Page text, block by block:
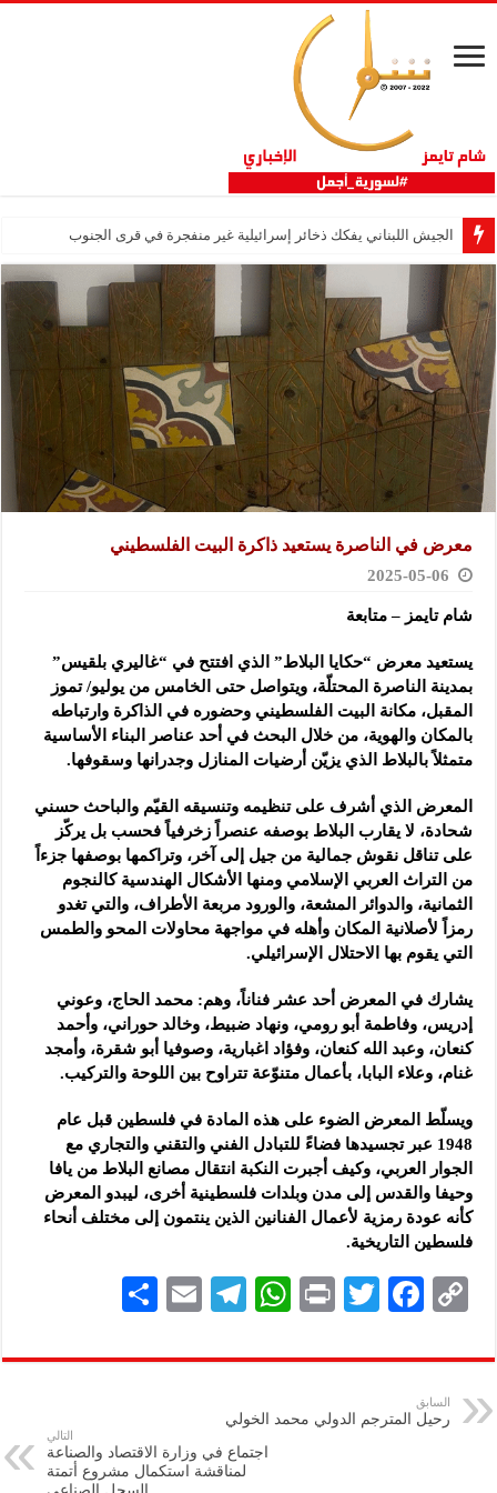
الجيش اللبناني يفكك ذخائر إسرائيلية غير منفجرة في قرى الجنوب
معرض في الناصرة يستعيد ذاكرة البيت الفلسطيني
2025-05-06
شام تايمز – متابعة
يستعيد معرض “حكايا البلاط” الذي افتتح في “غاليري بلقيس”
بمدينة الناصرة المحتلّة، ويتواصل حتى الخامس من يوليو/ تموز
المقبل، مكانة البيت الفلسطيني وحضوره في الذاكرة وارتباطه
بالمكان والهوية، من خلال البحث في أحد عناصر البناء الأساسية
متمثلاً بالبلاط الذي يزيّن أرضيات المنازل وجدرانها وسقوفها.
المعرض الذي أشرف على تنظيمه وتنسيقه القيّم والباحث حسني
شحادة، لا يقارب البلاط بوصفه عنصراً زخرفياً فحسب بل يركّز
على تناقل نقوش جمالية من جيل إلى آخر، وتراكمها بوصفها جزءاً
من التراث العربي الإسلامي ومنها الأشكال الهندسية كالنجوم
الثمانية، والدوائر المشعة، والورود مربعة الأطراف، والتي تغدو
رمزاً لأصلانية المكان وأهله في مواجهة محاولات المحو والطمس
التي يقوم بها الاحتلال الإسرائيلي.
يشارك في المعرض أحد عشر فناناً، وهم: محمد الحاج، وعوني
إدريس، وفاطمة أبو رومي، ونهاد ضبيط، وخالد حوراني، وأحمد
كنعان، وعبد الله كنعان، وفؤاد اغبارية، وصوفيا أبو شقرة، وأمجد
غنام، وعلاء البابا، بأعمال متنوّعة تتراوح بين اللوحة والتركيب.
ويسلّط المعرض الضوء على هذه المادة في فلسطين قبل عام
1948 عبر تجسيدها فضاءً للتبادل الفني والتقني والتجاري مع
الجوار العربي، وكيف أجبرت النكبة انتقال مصانع البلاط من يافا
وحيفا والقدس إلى مدن وبلدات فلسطينية أخرى، ليبدو المعرض
كأنه عودة رمزية لأعمال الفنانين الذين ينتمون إلى مختلف أنحاء
فلسطين التاريخية.
C
p
y
Li
F
eb
k
T
tt
P
nt
W
at
A
p
Te
gr
m
E
ai
ar
السابق
رحيل المترجم الدولي محمد الخولي
التالي
اجتماع في وزارة الاقتصاد والصناعة
لمناقشة استكمال مشروع أتمتة